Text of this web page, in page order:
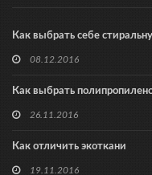
Как выбрать себе
08.12.2016
Как выбрать
26.11.2016
Как отличить экоткани
19.11.2016